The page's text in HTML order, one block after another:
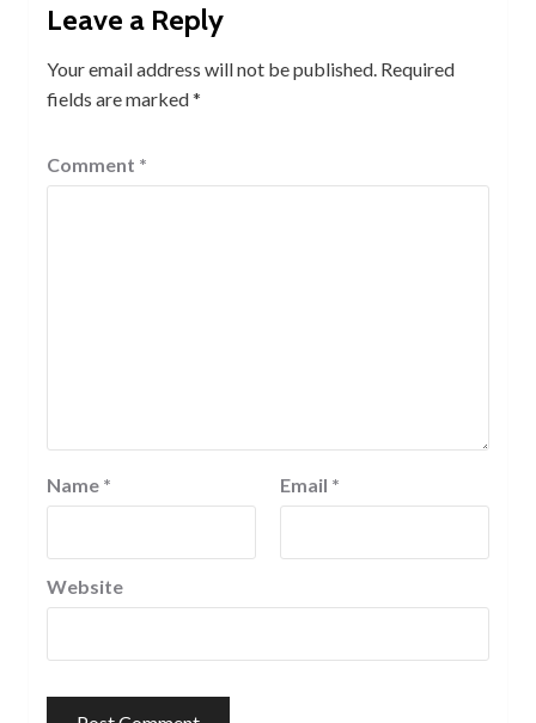
Leave a Reply
Your email address will not be published. Required
fields are marked*
Comment *
Name * Email *
Website